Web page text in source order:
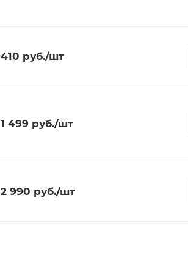
410 руб./шт
1 499руб./шт
2 990 руб./шт